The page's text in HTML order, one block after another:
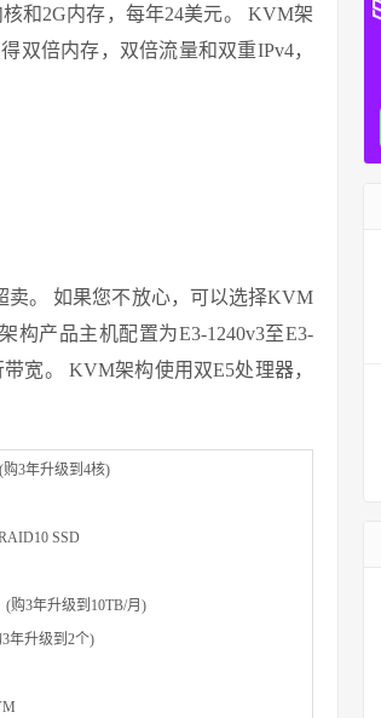
和2G内存，每年24美元。 KVM架
双倍内存，双倍流量和双重IPv4，
卖。 如果您不放心，可以选择KVM
构产品主机配置为E3-1240v3至E3-
宽。 KVM架构使用双E5处理器，
购3年升级到4核)
SSD
(购3年升级到10TB/月)
年升级到2个)